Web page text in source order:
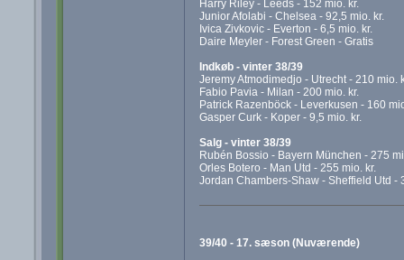
Harry Riley - Leeds - 152 mio. kr.
Junior Afolabi - Chelsea - 92,5 mio. kr.
Ivica Zivkovic - Everton - 6,5 mio. kr.
Daire Meyler - Forest Green - Gratis
Indkøb - vinter 38/39
Jeremy Atmodimedjo - Utrecht - 210 mio.
Fabio Pavia - Milan - 200 mio. kr.
Patrick Razenböck - Leverkusen - 160
Gasper Curk - Koper - 9,5 mio. kr.
Salg - vinter 38/39
Rubén Bossio - Bayern München - 275
Orles Botero - Man Utd - 255 mio. kr.
Jordan Chambers-Shaw - Sheffield Utd -
39/40 - 17. sæson (Nuværende)